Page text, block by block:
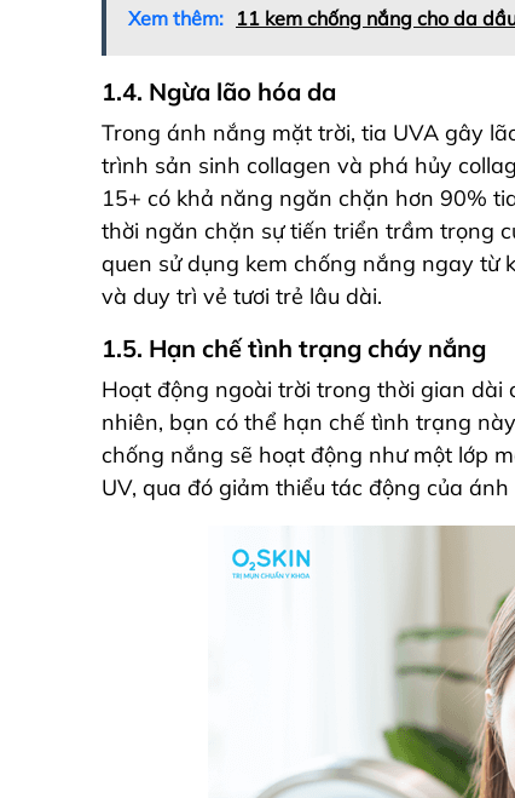
Xem thêm: 11 kem chống nắng cho da
1.4. Ngừa lão hóa da
Trong ánh nắng mặt trời, tia UVA gây
trình sản sinh collagen và phá hủy
15+ có khả năng ngăn chặn hơn 90%
thời ngăn chặn sự tiến triển trầm trọng
quen sử dụng kem chống nắng ngay từ
và duy trì vẻ tươi trẻ lâu dài.
1.5. Hạn chế tình trạng cháy nắng
Hoạt động ngoài trời trong thời gian dài
nhiên, bạn có thể hạn chế tình trạng
chống nắng sẽ hoạt động như một lớp
UV, qua đó giảm thiểu tác động của